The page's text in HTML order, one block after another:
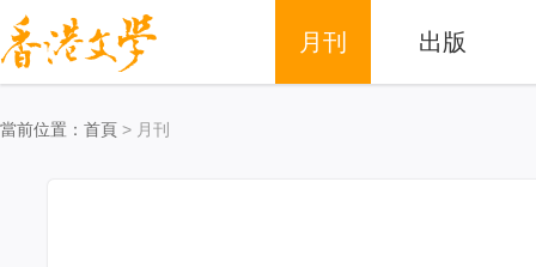
月刊 出版
當前位置： 首頁 > 月刊